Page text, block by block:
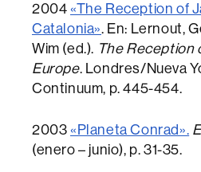
2004 «The Reception of
Catalonia». En: Lernout,
Wim (ed.). The Reception
Europe. Londres/Nueva
Continuum, p. 445-454.
2003 «Planeta Conrad».
(enero – junio), p. 31-35.